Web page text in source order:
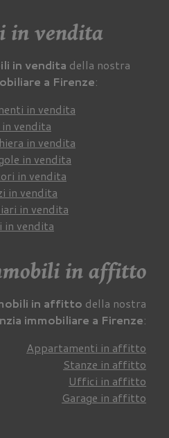
in vendita
in vendita della nostra
a Firenze:
in vendita
vendita
in vendita
in vendita
in vendita
in vendita
in vendita
vendita
in affitto
in affitto della nostra
immobiliare a Firenze:
Appartamenti in affitto
Stanze in affitto
Uffici in affitto
Garage in affitto